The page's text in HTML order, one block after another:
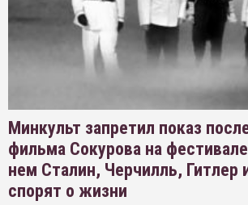
Минкульт запретил показ
фильма Сокурова на
нем Сталин, Черчилль, Гитлер
спорят о жизни